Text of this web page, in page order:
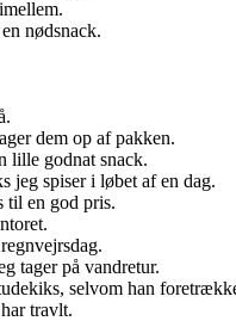
nødsnack.
dem op af pakken.
lille godnat snack.
jeg spiser i løbet af en dag.
til en god pris.
tager på vandretur.
selvom han
travlt.